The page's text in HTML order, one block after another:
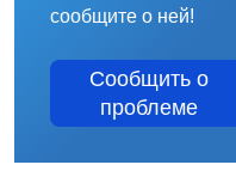
сообщите о ней!
Сообщить о
проблеме